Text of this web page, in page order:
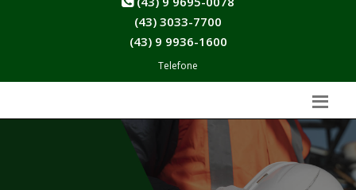
(43) 3033-7700
(43) 9 9936-1600
Telefone